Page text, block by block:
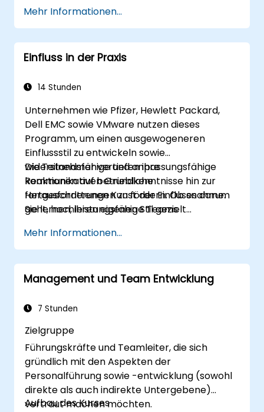
persönliches Führungsprofil analysiert
und dessen Auswirkungen auf das Team
erkennt.
Mehr Informationen...
Einfluss in der Praxis
14 Stunden
Unternehmen wie Pfizer, Hewlett Packard,
Dell EMC sowie VMware nutzen dieses
Programm, um einen ausgewogeneren
Einflussstil zu entwickeln sowie
widerstandsfähige und anpassungsfähige
Reaktionen auf betriebliche
Herausforderungen zu fördern. Ob es darum
geht, hochleistungsfähige Teams
Präsentationen regelmäßig Aufträge zu
gewinnen, optimale Vertragsbedingungen
auszuhandeln oder den Aktionärswert
kontinuierlich zu steigern – dieses Programm
Verhaltensgenauigkeit und strategische
erzielen.
Die Teilnehmer vertiefen ihre
kommunikativen Grundkenntnisse hin zur
fortgeschrittenen Kunst der Einflussnahme.
Sie lernen, ihren eigenen Stil gezielt
Verpflichtungen sicherzustellen sowie die
kollektive Wirksamkeit innerhalb komplexer
Unternehmensstrukturen nachhaltig
auszuweiten.
Mehr Informationen...
Management und Team Entwicklung
7 Stunden
Zielgruppe
Führungskräfte und Teamleiter, die sich
gründlich mit den Aspekten der
Personalführung sowie -entwicklung (sowohl
direkte als auch indirekte Untergebene)
vertraut machen möchten.
Aufbau des Kurses